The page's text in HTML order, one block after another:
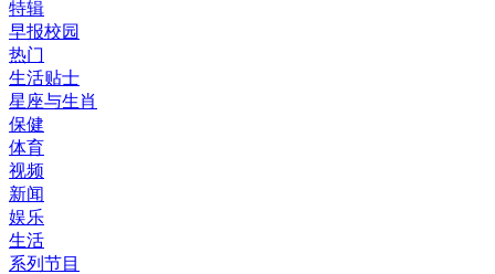
特辑
早报校园
热门
生活贴士
星座与生肖
保健
体育
视频
新闻
娱乐
生活
系列节目